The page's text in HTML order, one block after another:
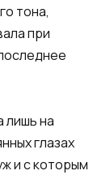
тона,
при
лишь на
глазах
и с которым